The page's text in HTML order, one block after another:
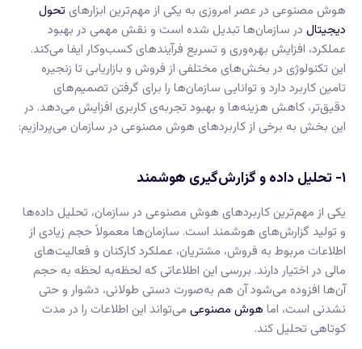
هوش مصنوعی در عصر امروزی به یکی از مهم‌ترین ابزارهای تحول
دیجیتال در سازمان‌ها تبدیل شده است و نقش مهمی در بهبود
عملکرد، افزایش بهره‌وری و تسریع فرآیندهای کسب‌وکار ایفا می‌کند.
این تکنولوژی در بخش‌های مختلفی از فروش و بازاریابی تا زنجیره
تامین کاربرد دارد و توانایی سازمان‌ها را برای گرفتن تصمیم‌های
دقیق‌تر، کاهش هزینه‌ها و بهبود تجربه‌ی کاربری افزایش می‌دهد. در
این بخش به برخی از کاربردهای هوش مصنوعی در سازمان می‌پردازیم:
۱- تحلیل داده و گزارش‌گیری هوشمند
یکی از مهم‌ترین کاربردهای هوش مصنوعی در سازمان، تحلیل داده‌ها
و تولید گزارش‌های هوشمند است. سازمان‌ها معمولاً حجم زیادی از
اطلاعات مربوط به فروش، مشتریان، عملکرد کارکنان و فعالیت‌های
مالی در اختیار دارند. بررسی این اطلاعاتی که لحظه‌به لحظه‌ به حجم
آن‌ها افزوده می‌شود آن هم به‌صورت دستی طولانی، دشوار و حتی
نشدنی است، اما هوش مصنوعی می‌تواند این اطلاعات را در مدت
کوتاهی تحلیل کند.